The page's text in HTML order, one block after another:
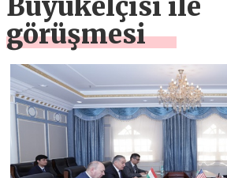
Büyükelçisi ile
görüşmesi